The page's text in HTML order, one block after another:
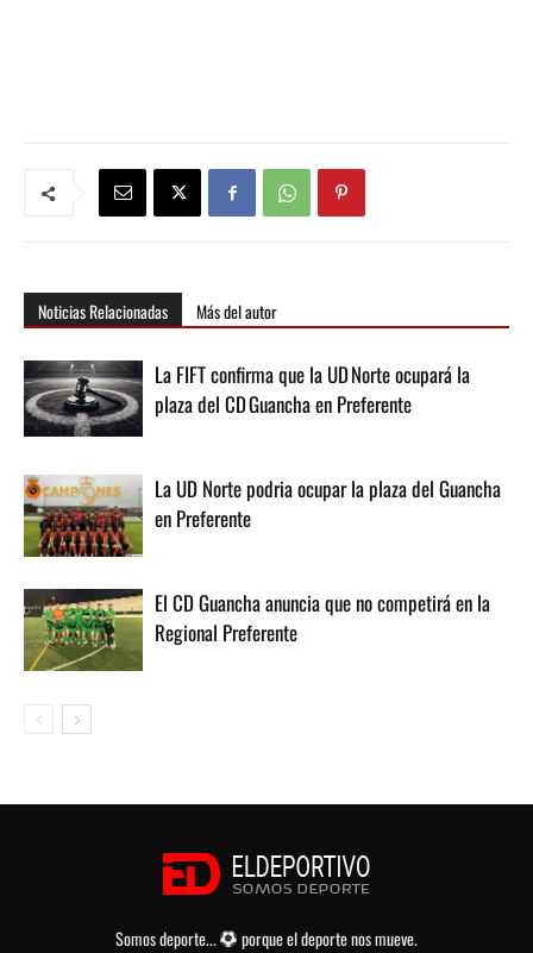
Noticias Relacionadas Más del autor
La FIFT confirma que la UD Norte ocupará la
plaza del CD Guancha en Preferente
La UD Norte podria ocupar la plaza del Guancha
en Preferente
El CD Guancha anuncia que no competirá en la
Regional Preferente
Somos deporte... porque el deporte nos mueve.